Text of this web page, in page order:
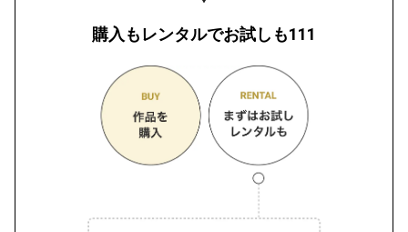
購入もレンタルでお試しも111